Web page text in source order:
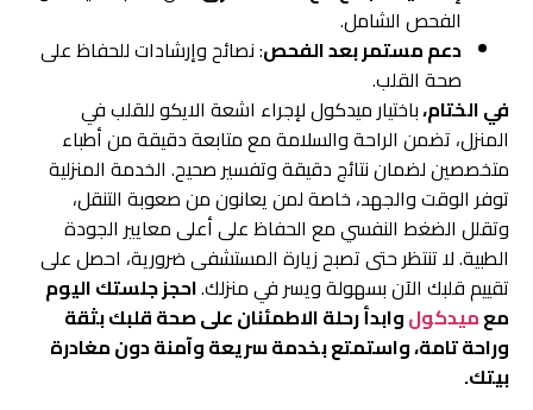
الفحص الشامل.
دعم مستمر بعد الفحص: نصائح وإرشادات للحفاظ على
صحة القلب.
في الختام،باختيار ميدكول لإجراء اشعة الايكو للقلب في
المنزل، تضمن الراحة والسلامة مع متابعة دقيقة من أطباء
متخصصين لضمان نتائج دقيقة وتفسير صحيح. الخدمة المنزلية
توفر الوقت والجهد، خاصة لمن يعانون من صعوبة التنقل،
وتقلل الضغط النفسي مع الحفاظ على أعلى معايير الجودة
الطبية. لا تنتظر حتى تصبح زيارة المستشفى ضرورية، احصل على
تقييم قلبك الآن بسهولة ويسر في منزلك.احجز جلستك اليوم
معميدكولوابدأ رحلة الاطمئنان على صحة قلبك بثقة
وراحة تامة، واستمتع بخدمة سريعة وآمنة دون مغادرة
بيتك.